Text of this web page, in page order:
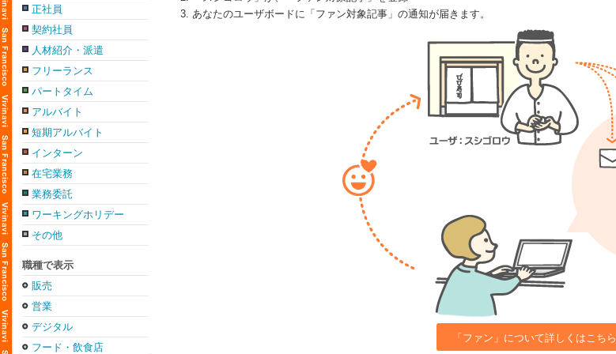
正社員
契約社員
人材紹介・派遣
フリーランス
パートタイム
アルバイト
短期アルバイト
インターン
在宅業務
業務委託
ワーキングホリデー
その他
職種で表示
販売
営業
デジタル
フード・飲食店
あなたのユーザボードに「ファン対象記事」の通知が届きます。
「ファン」について詳しくはこちら